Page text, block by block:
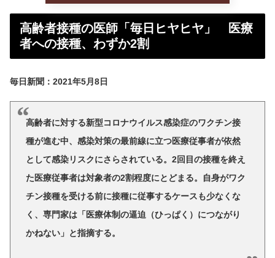
高齢者接種の医師「毎日ヒヤヒヤ」 医療
者への接種、わずか2割
毎日新聞：2021年5月8日
高齢者に対する新型コロナウイルス感染症のワクチン接
種が進む中、感染対策の最前線に立つ医療従事者が依然
として感染リスクにさらされている。2回目の接種を終え
た医療従事者は対象者の2割程度にとどまる。自身がワク
チン接種を受ける前に接種に従事するケースも少なくな
く、専門家は「医療体制の逼迫（ひっぱく）につながり
かねない」と指摘する。